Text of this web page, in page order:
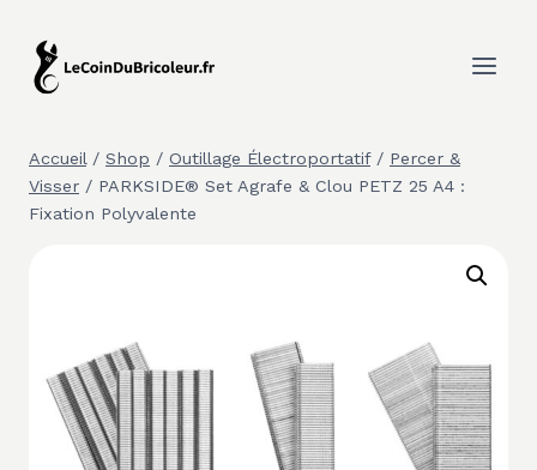
contenu
Accueil / Shop / Outillage Électroportatif / Percer &
Visser / PARKSIDE® Set Agrafe & Clou PETZ 25 A4 :
Fixation Polyvalente